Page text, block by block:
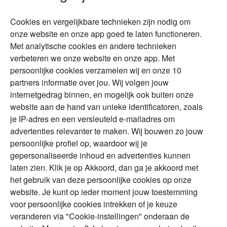
Duurzaam
Vermogensplanning
Tweede huis in
buitenland
DGA
Erfenis
Over Financial Focus
Specialisten
Financial Focus
magazine
The Exit Years
Contact
Alles voor en over vermogenden.
Over ABN AMRO Veiligheid
Privacy & Cookies
Toegankelijkheid
Disclaimer RSS
Cookies en vergelijkbare technieken zijn nodig om
onze website en onze app goed te laten functioneren.
Met analytische cookies en andere technieken
verbeteren we onze website en onze app. Met
persoonlijke cookies verzamelen wij en onze 10
partners informatie over jou. Wij volgen jouw
internetgedrag binnen, en mogelijk ook buiten onze
website aan de hand van unieke identificatoren, zoals
je IP-adres en een versleuteld e-mailadres om
advertenties relevanter te maken. Wij bouwen zo jouw
persoonlijke profiel op, waardoor wij je
gepersonaliseerde inhoud en advertenties kunnen
laten zien. Klik je op Akkoord, dan ga je akkoord met
het gebruik van deze persoonlijke cookies op onze
website. Je kunt op ieder moment jouw toestemming
voor persoonlijke cookies intrekken of je keuze
veranderen via "Cookie-instellingen" onderaan de